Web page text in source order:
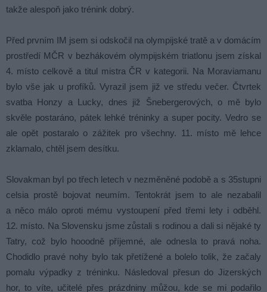
takže alespoň jako trénink dobrý.
Před prvním IM jsem si odskočil na olympijské tratě a v domácím
prostředí MČR v bezhákovém olympijském triatlonu jsem získal
4. místo celkově a titul mistra ČR v kategorii. Na Moraviamanu
bylo vše jak u profíků. Vyrazil jsem již ve středu večer. Čtvrtek
svatba Honzy a Lucky, dnes již Šnebergerových, o mě bylo
skvěle postaráno, pátek lehké tréninky a super pocity. Vedro se
ale opět postaralo o zážitek pro všechny. 11. místo mě lehce
zklamalo, chtěl jsem desítku.
Slovakman byl po třech letech v nezměněné podobě a s 35stupni
celsia prostě bojovat neumím. Tentokrát jsem to ale nezabalil
a něco málo oproti mému vystoupení před třemi lety i odběhl.
12. místo. Na Slovensku jsme zůstali s rodinou a dali si nějaké ty
Tatry, což bylo hooodně příjemné, ale odnesla to pravá noha.
Chodidlo pravé nohy bylo tak přetížené a bolelo tolik, že začaly
pomalu výpadky z tréninku. Následoval přesun do Jizerských
hor, to víte, učitelé přes prázdniny můžou, kde se mi podařilo